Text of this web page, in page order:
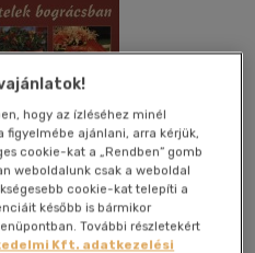
hogy az ízléséhez minél
figyelmébe ajánlani, arra kérjük,
cookie-kat a „Rendben” gomb
weboldalunk csak a weboldal
cookie-kat telepíti a
később is bármikor
További részletekért
Kft. adatkezelési